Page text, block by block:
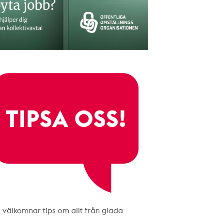
välkomnar tips om allt från glada